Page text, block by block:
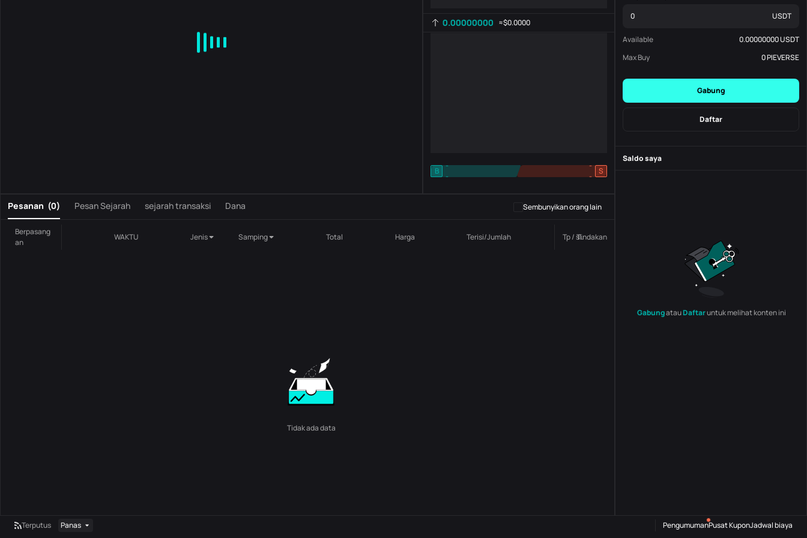
0.00000000 ≈$0.0000
B
-
-
S
-
-
Pesanan (0) Pesan Sejarah sejarah transaksi Dana Sembunyikan orang lain
Berpasang
an
WAKTU Jenis Samping Total Harga Terisi/Jumlah Tp / sl.Tindakan
Tidak ada data
USDT
Available 0.00000000USDT
Max Buy
0PIEVERSE
Gabung
Daftar
Saldo saya
GabungatauDaftaruntuk melihat konten ini
Terputus Panas PengumumanPusat KuponJadwal biaya